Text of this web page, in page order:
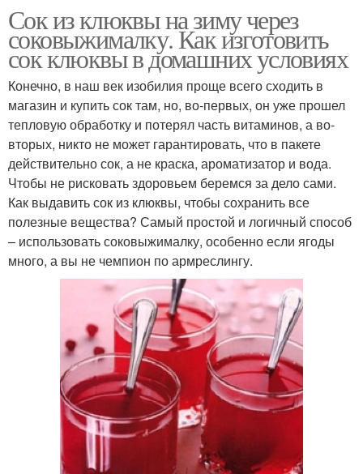
Сок из клюквы на зиму через
соковыжималку. Как изготовить
сок клюквы в домашних условиях
Конечно, в наш век изобилия проще всего сходить в
магазин и купить сок там, но, во-первых, он уже прошел
тепловую обработку и потерял часть витаминов, а во-
вторых, никто не может гарантировать, что в пакете
действительно сок, а не краска, ароматизатор и вода.
Чтобы не рисковать здоровьем беремся за дело сами.
Как выдавить сок из клюквы, чтобы сохранить все
полезные вещества? Самый простой и логичный способ
– использовать соковыжималку, особенно если ягоды
много, а вы не чемпион по армреслингу.